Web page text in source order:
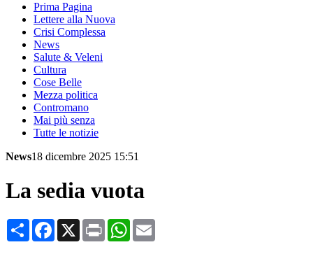
Prima Pagina
Lettere alla Nuova
Crisi Complessa
News
Salute & Veleni
Cultura
Cose Belle
Mezza politica
Contromano
Mai più senza
Tutte le notizie
News18 dicembre 2025 15:51
La sedia vuota
CondividiFacebook
X Print WhatsApp